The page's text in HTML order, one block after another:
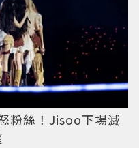
粉絲！Jisoo下場滅